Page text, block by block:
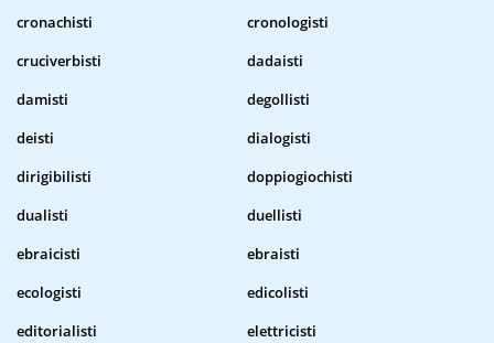
cronachisti
cronologisti
cruciverbisti
dadaisti
damisti
degollisti
deisti
dialogisti
dirigibilisti
doppiogiochisti
dualisti
duellisti
ebraicisti
ebraisti
ecologisti
edicolisti
editorialisti
elettricisti